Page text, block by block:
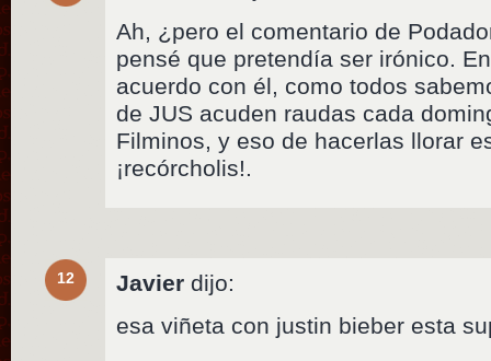
Ah, ¿pero el comentario de
pensé que pretendía ser irónico.
acuerdo con él, como todos
de JUS acuden raudas cada
Filminos, y eso de hacerlas llorar
¡recórcholis!.
12 Javier dijo:
esa viñeta con justin bieber esta